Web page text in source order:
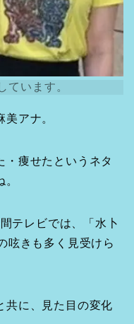
ています。
アナ。
・痩せたというネタ
テレビでは、「水卜
呟きも多く見受けら
共に、見た目の変化